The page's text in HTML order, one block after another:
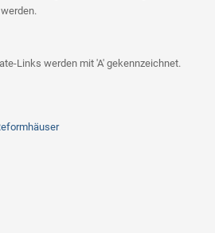
Links werden mit 'A' gekennzeichnet.